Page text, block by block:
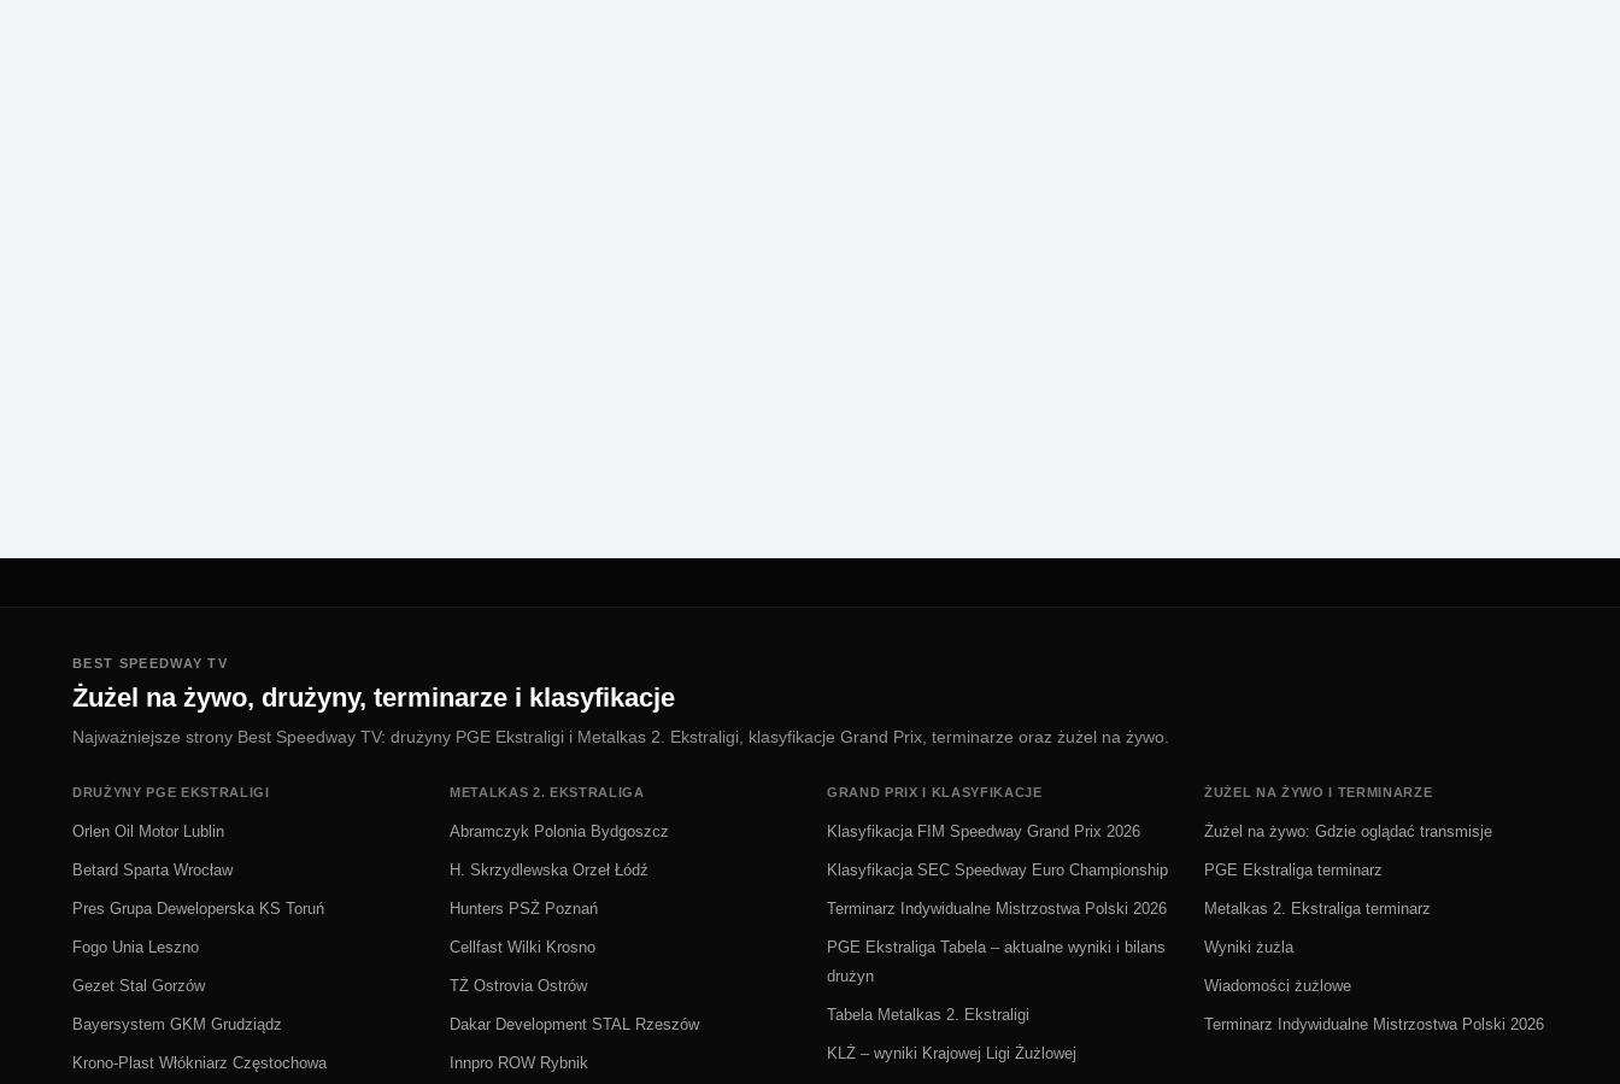
BEST SPEEDWAY TV
Żużel na żywo, drużyny, terminarze i klasyfikacje
Najważniejsze strony Best Speedway TV: drużyny PGE Ekstraligi i Metalkas 2. Ekstraligi, klasyfikacje Grand Prix, terminarze oraz żużel na żywo.
DRUŻYNY PGE EKSTRALIGI
Orlen Oil Motor Lublin
Betard Sparta Wrocław
Pres Grupa Deweloperska KS Toruń
Fogo Unia Leszno
Gezet Stal Gorzów
Bayersystem GKM Grudziądz
Krono-Plast Włókniarz Częstochowa
METALKAS 2. EKSTRALIGA
Abramczyk Polonia Bydgoszcz
H. Skrzydlewska Orzeł Łódź
Hunters PSŻ Poznań
Cellfast Wilki Krosno
TŻ Ostrovia Ostrów
Dakar Development STAL Rzeszów
Innpro ROW Rybnik
GRAND PRIX I KLASYFIKACJE
Klasyfikacja FIM Speedway Grand Prix 2026
Klasyfikacja SEC Speedway Euro Championship
Terminarz Indywidualne Mistrzostwa Polski 2026
PGE Ekstraliga Tabela – aktualne wyniki i bilans
drużyn
Tabela Metalkas 2. Ekstraligi
KLŻ – wyniki Krajowej Ligi Żużlowej
ŻUŻEL NA ŻYWO I TERMINARZE
Żużel na żywo: Gdzie oglądać transmisje
PGE Ekstraliga terminarz
Metalkas 2. Ekstraliga terminarz
Wyniki żużla
Wiadomości żużlowe
Terminarz Indywidualne Mistrzostwa Polski 2026